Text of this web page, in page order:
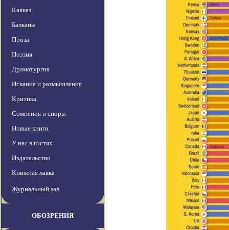
Кавказ
Балканы
Проза
Поэзия
Драматургия
Искания и размышления
Критика
Сомнения и споры
Новые книги
У нас в гостях
Издательство
Книжная лавка
Журнальный зал
ОБОЗРЕНИЯ